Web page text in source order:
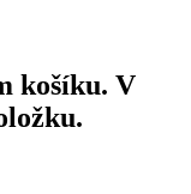
košíku. V